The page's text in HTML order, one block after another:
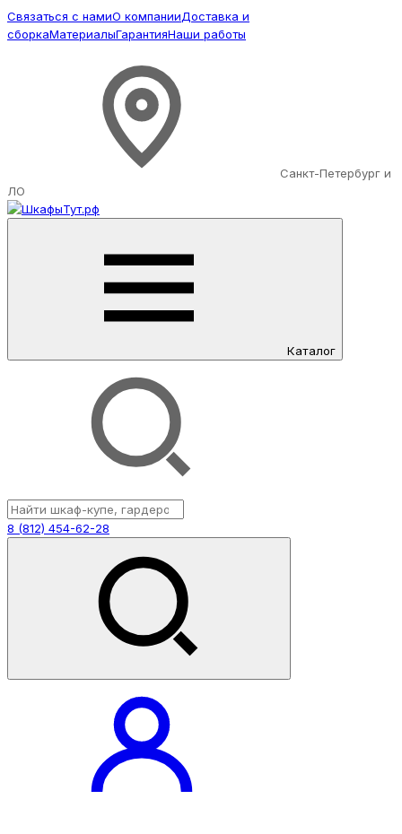
Связаться с намиО компанииДоставка и
сборкаМатериалыГарантияНаши работы
Санкт-Петербург и
ЛО
Каталог
8 (812) 454-62-28